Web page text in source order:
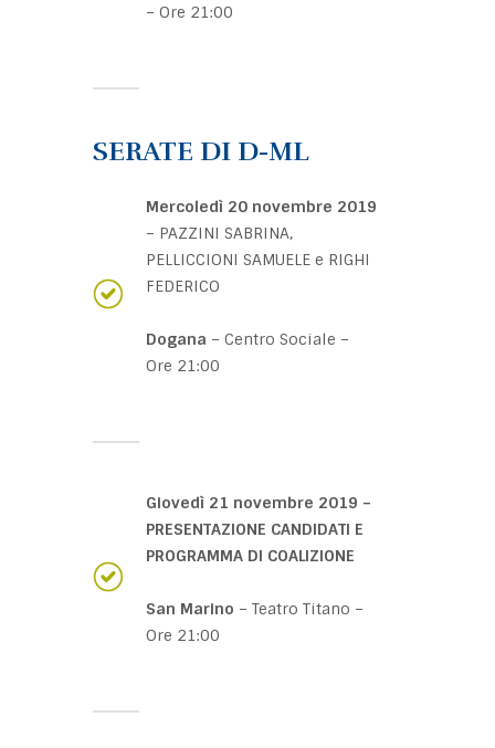
– Ore 21:00
SERATE DI D-ML
Mercoledì 20 novembre 2019
– PAZZINI SABRINA,
PELLICCIONI SAMUELE e RIGHI
FEDERICO
Dogana – Centro Sociale –
Ore 21:00
Giovedì 21 novembre 2019 –
PRESENTAZIONE CANDIDATI E
PROGRAMMA DI COALIZIONE
San Marino – Teatro Titano –
Ore 21:00